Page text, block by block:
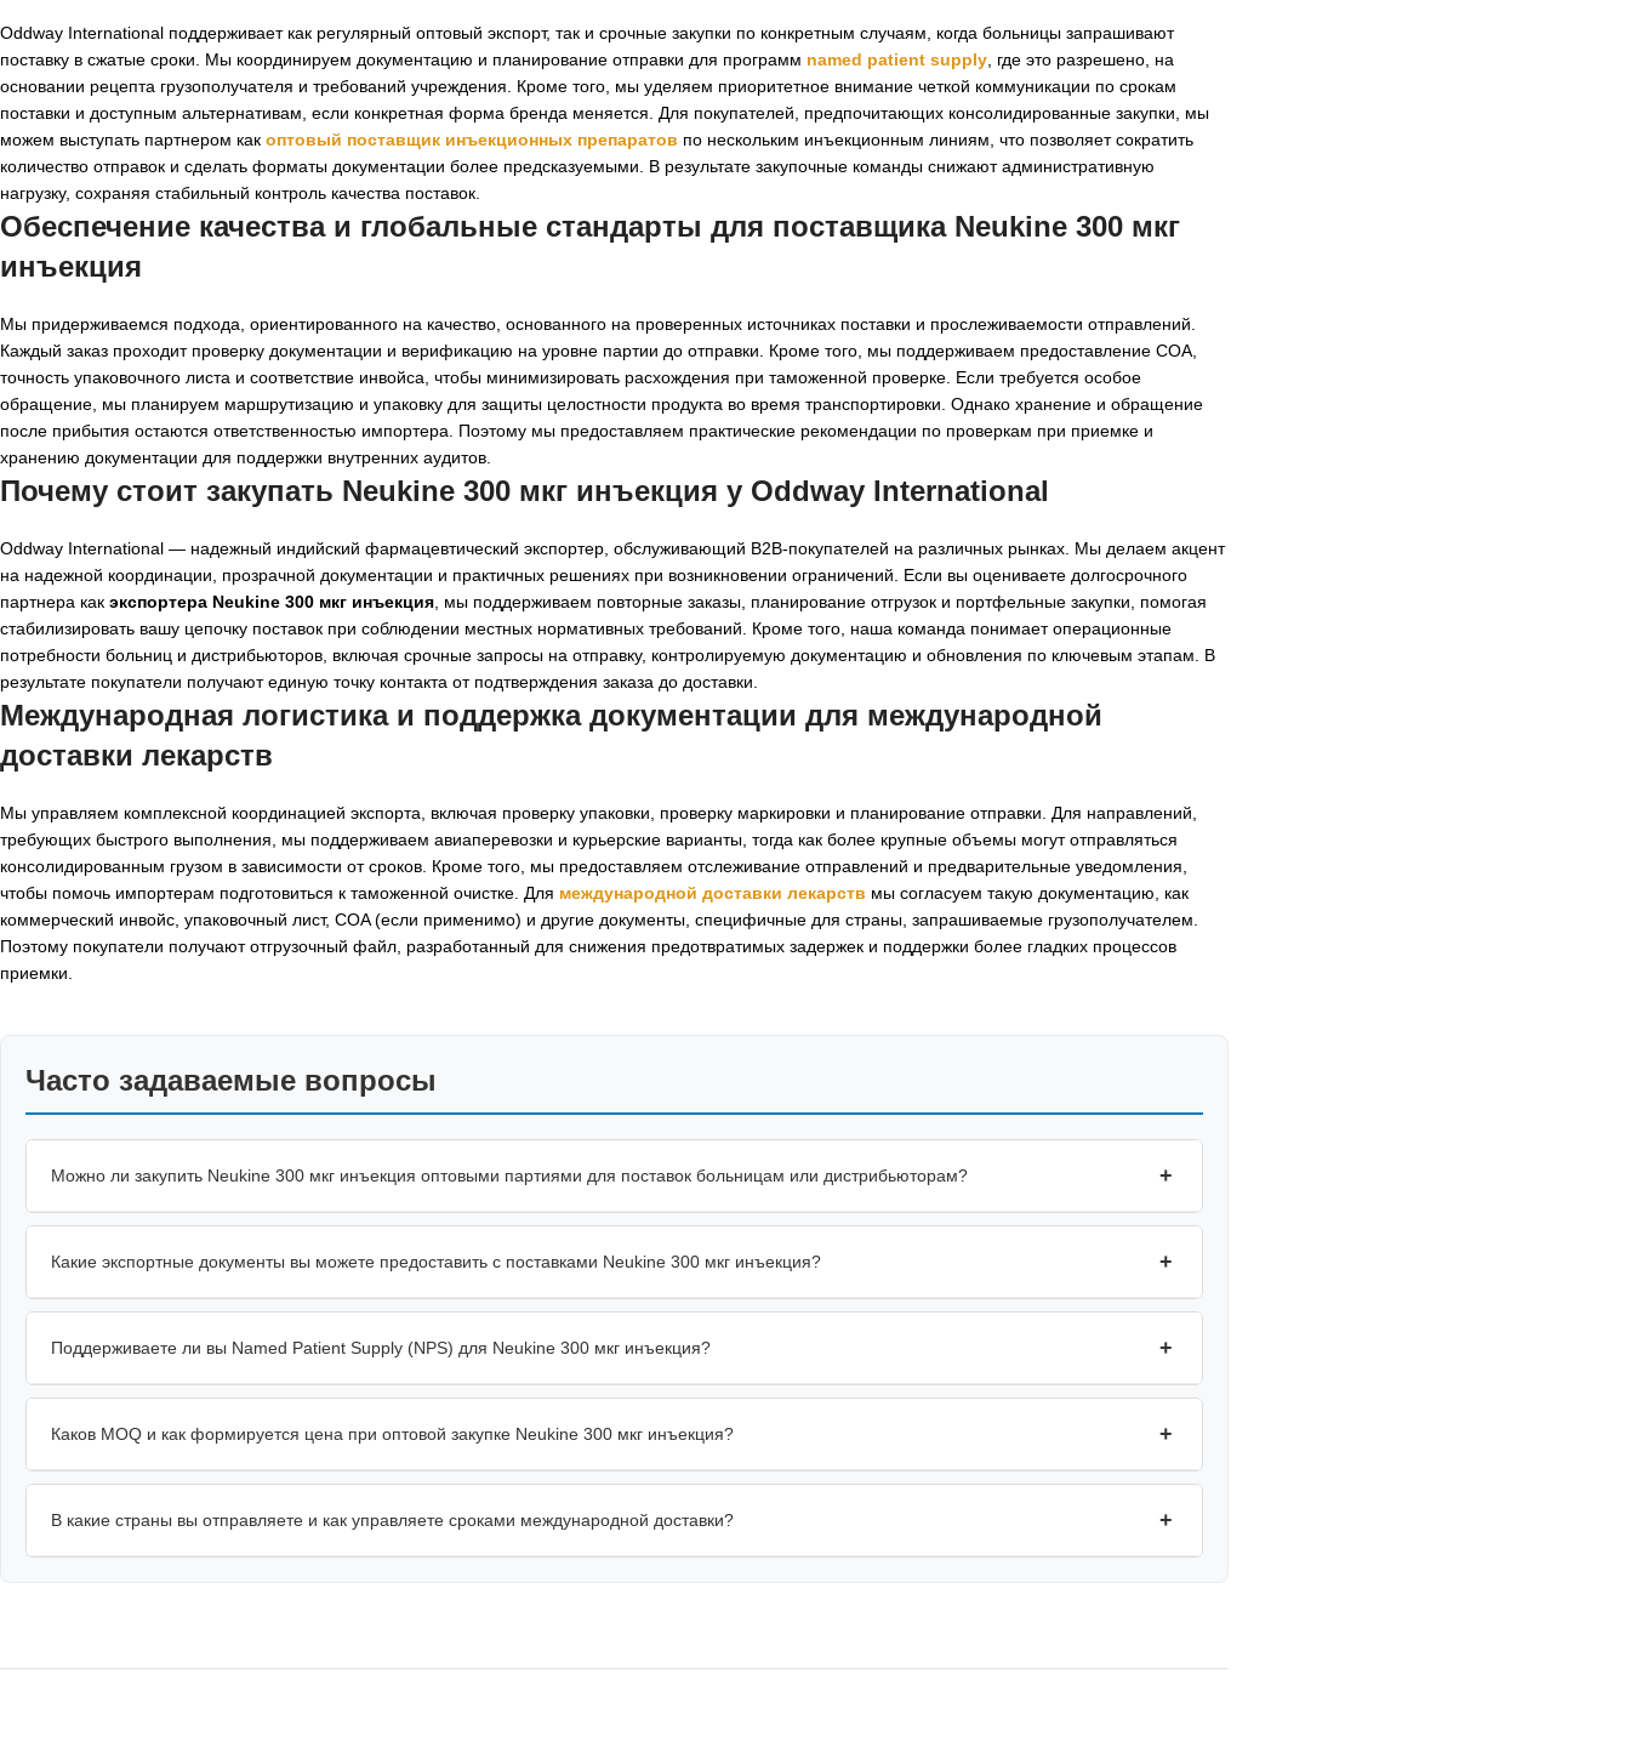
Oddway International поддерживает как регулярный оптовый экспорт, так и срочные закупки по конкретным случаям, когда больницы запрашивают
поставку в сжатые сроки. Мы координируем документацию и планирование отправки для программ named patient supply , где это разрешено, на
основании рецепта грузополучателя и требований учреждения. Кроме того, мы уделяем приоритетное внимание четкой коммуникации по срокам
поставки и доступным альтернативам, если конкретная форма бренда меняется. Для покупателей, предпочитающих консолидированные закупки, мы
можем выступать партнером как оптовый поставщик инъекционных препаратов по нескольким инъекционным линиям, что позволяет сократить
количество отправок и сделать форматы документации более предсказуемыми. В результате закупочные команды снижают административную
нагрузку, сохраняя стабильный контроль качества поставок.
Обеспечение качества и глобальные стандарты для поставщика Neukine 300 мкг
инъекция
Мы придерживаемся подхода, ориентированного на качество, основанного на проверенных источниках поставки и прослеживаемости отправлений.
Каждый заказ проходит проверку документации и верификацию на уровне партии до отправки. Кроме того, мы поддерживаем предоставление COA,
точность упаковочного листа и соответствие инвойса, чтобы минимизировать расхождения при таможенной проверке. Если требуется особое
обращение, мы планируем маршрутизацию и упаковку для защиты целостности продукта во время транспортировки. Однако хранение и обращение
после прибытия остаются ответственностью импортера. Поэтому мы предоставляем практические рекомендации по проверкам при приемке и
хранению документации для поддержки внутренних аудитов.
Почему стоит закупать Neukine 300 мкг инъекция у Oddway International
Oddway International — надежный индийский фармацевтический экспортер, обслуживающий B2B-покупателей на различных рынках. Мы делаем акцент
на надежной координации, прозрачной документации и практичных решениях при возникновении ограничений. Если вы оцениваете долгосрочного
партнера как экспортера Neukine 300 мкг инъекция , мы поддерживаем повторные заказы, планирование отгрузок и портфельные закупки, помогая
стабилизировать вашу цепочку поставок при соблюдении местных нормативных требований. Кроме того, наша команда понимает операционные
потребности больниц и дистрибьюторов, включая срочные запросы на отправку, контролируемую документацию и обновления по ключевым этапам. В
результате покупатели получают единую точку контакта от подтверждения заказа до доставки.
Международная логистика и поддержка документации для международной
доставки лекарств
Мы управляем комплексной координацией экспорта, включая проверку упаковки, проверку маркировки и планирование отправки. Для направлений,
требующих быстрого выполнения, мы поддерживаем авиаперевозки и курьерские варианты, тогда как более крупные объемы могут отправляться
консолидированным грузом в зависимости от сроков. Кроме того, мы предоставляем отслеживание отправлений и предварительные уведомления,
чтобы помочь импортерам подготовиться к таможенной очистке. Для международной доставки лекарств мы согласуем такую документацию, как
коммерческий инвойс, упаковочный лист, COA (если применимо) и другие документы, специфичные для страны, запрашиваемые грузополучателем.
Поэтому покупатели получают отгрузочный файл, разработанный для снижения предотвратимых задержек и поддержки более гладких процессов
приемки.
Часто задаваемые вопросы
Можно ли закупить Neukine 300 мкг инъекция оптовыми партиями для поставок больницам или дистрибьюторам? +
Какие экспортные документы вы можете предоставить с поставками Neukine 300 мкг инъекция? +
Поддерживаете ли вы Named Patient Supply (NPS) для Neukine 300 мкг инъекция? +
Каков MOQ и как формируется цена при оптовой закупке Neukine 300 мкг инъекция? +
В какие страны вы отправляете и как управляете сроками международной доставки? +